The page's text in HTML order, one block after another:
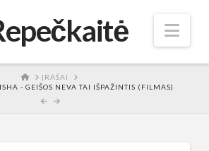
HOMEĮRAŠAI
- GEIŠOS NEVA TAI IŠPAŽINTIS (FILMAS)